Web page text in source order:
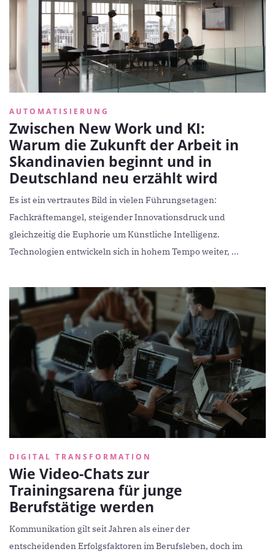
AUTOMATISIERUNG
Zwischen New Work und KI:
Warum die Zukunft der Arbeit in
Skandinavien beginnt und in
Deutschland neu erzählt wird
Es ist ein vertrautes Bild in vielen Führungsetagen:
Fachkräftemangel, steigender Innovationsdruck und
gleichzeitig die Euphorie um Künstliche Intelligenz.
Technologien entwickeln sich in hohem Tempo weiter, ...
DIGITAL TRANSFORMATION
Wie Video-Chats zur
Trainingsarena für junge
Berufstätige werden
Kommunikation gilt seit Jahren als einer der
entscheidenden Erfolgsfaktoren im Berufsleben, doch im